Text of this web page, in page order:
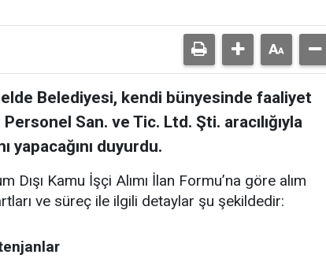
Belediyesi, kendi bünyesinde faaliyet
San. ve Tic. Ltd. Şti. aracılığıyla
yapacağını duyurdu.
Dışı Kamu İşçi Alımı İlan Formu’na göre alım
ve süreç ile ilgili detaylar şu şekildedir: